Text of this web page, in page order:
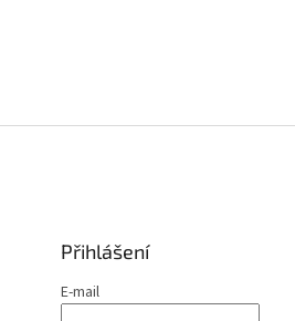
Přihlášení
E-mail